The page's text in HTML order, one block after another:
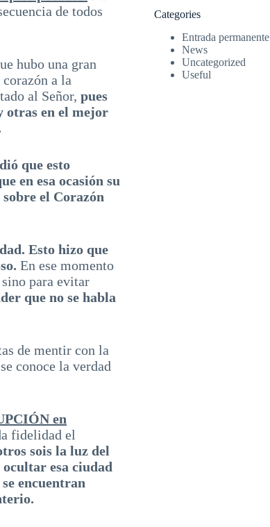
de todos
hubo una gran
a la
al Señor, pues
otras en el mejor
que esto
en esa ocasión su
el Corazón
Esto hizo que
En ese momento
para evitar
que no se habla
de mentir con la
conoce la verdad
en
fidelidad el
sois la luz del
esa ciudad
encuentran
Categories
Entrada permanente
News
Uncategorized
Useful